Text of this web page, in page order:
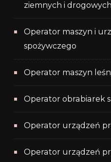
ziemnych i drogowych
Operator maszyn i
spożywczego
Operator maszyn
Operator obrabiarek
Operator urządzeń
Operator urządzeń